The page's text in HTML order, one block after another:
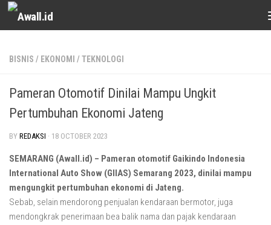
Skip to content
BISNIS / EKONOMI / TEKNOLOGI
Pameran Otomotif Dinilai Mampu Ungkit
Pertumbuhan Ekonomi Jateng
BY REDAKSI · 18 OCTOBER 2023
SEMARANG (Awall.id) – Pameran otomotif Gaikindo Indonesia
International Auto Show (GIIAS) Semarang 2023, dinilai mampu
mengungkit pertumbuhan ekonomi di Jateng.
Sebab, selain mendorong penjualan kendaraan bermotor, juga
mendongkrak penerimaan bea balik nama dan pajak kendaraan